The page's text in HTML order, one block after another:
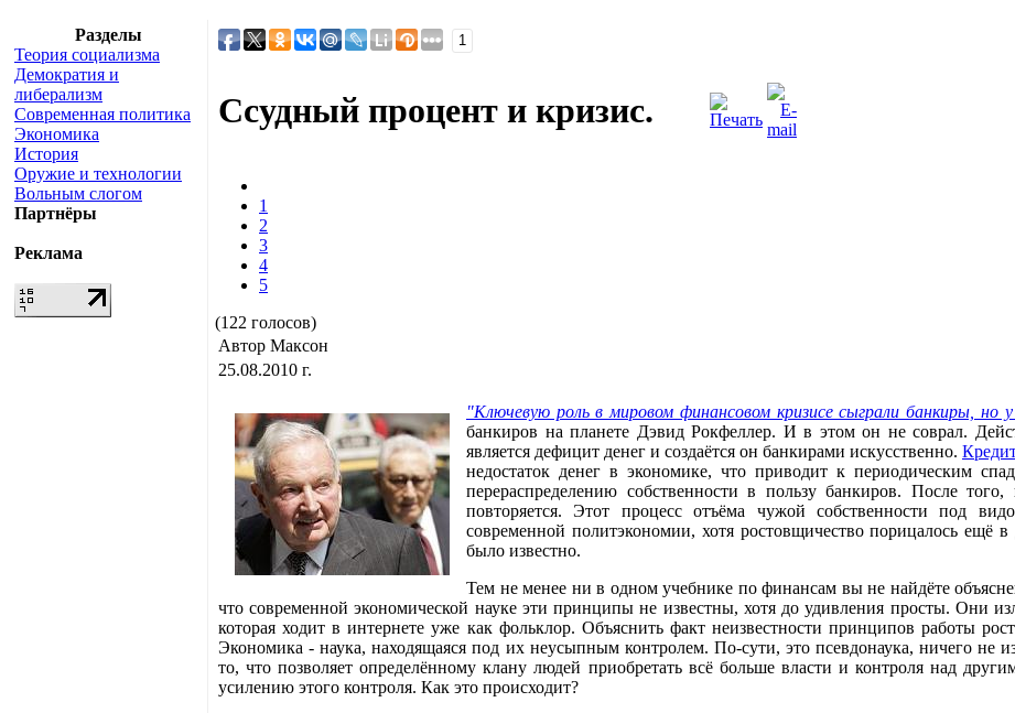
Разделы
Теория социализма
Демократия и
либерализм
Современная политика
Экономика
История
Оружие и технологии
Вольным слогом
Партнёры
Реклама
1
Ссудный процент и кризис.
1
2
3
4
5
(122 голосов)
Автор Максон
25.08.2010 г.
"Ключевую роль в мировом финансовом кризисе сыграли банкиры, но
банкиров на планете Дэвид Рокфеллер. И в этом он не соврал.
является дефицит денег и создаётся он банкирами искусственно.
недостаток денег в экономике, что приводит к периодическим
перераспределению собственности в пользу банкиров. После
повторяется. Этот процесс отъёма чужой собственности под
современной политэкономии, хотя ростовщичество порицалось ещё
было известно.
Тем не менее ни в одном учебнике по финансам вы не найдёте
что современной экономической науке эти принципы не известны, хотя до удивления просты. Они
которая ходит в интернете уже как фольклор. Объяснить факт неизвестности принципов работы
Экономика - наука, находящаяся под их неусыпным контролем. По-сути, это псевдонаука, ничего
то, что позволяет определённому клану людей приобретать всё больше власти и контроля над
усилению этого контроля. Как это происходит?